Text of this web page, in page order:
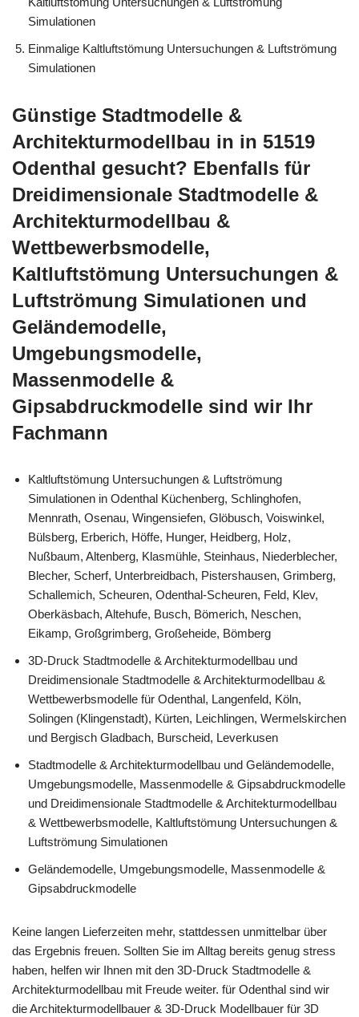
Simulationen
Einmalige Kaltluftstömung Untersuchungen & Luftströmung
Simulationen
Günstige Stadtmodelle &
Architekturmodellbau in in 51519
Odenthal gesucht? Ebenfalls für
Dreidimensionale Stadtmodelle &
Architekturmodellbau &
Wettbewerbsmodelle,
Kaltluftstömung Untersuchungen &
Luftströmung Simulationen und
Geländemodelle,
Umgebungsmodelle,
Massenmodelle &
Gipsabdruckmodelle sind wir Ihr
Fachmann
Kaltluftstömung Untersuchungen & Luftströmung
Simulationen in Odenthal Küchenberg, Schlinghofen,
Mennrath, Osenau, Wingensiefen, Glöbusch, Voiswinkel,
Bülsberg, Erberich, Höffe, Hunger, Heidberg, Holz,
Nußbaum, Altenberg, Klasmühle, Steinhaus, Niederblecher,
Blecher, Scherf, Unterbreidbach, Pistershausen, Grimberg,
Schallemich, Scheuren, Odenthal-Scheuren, Feld, Klev,
Oberkäsbach, Altehufe, Busch, Bömerich, Neschen,
Eikamp, Großgrimberg, Großeheide, Bömberg
3D-Druck Stadtmodelle & Architekturmodellbau und
Dreidimensionale Stadtmodelle & Architekturmodellbau &
Wettbewerbsmodelle für Odenthal, Langenfeld, Köln,
Solingen (Klingenstadt), Kürten, Leichlingen, Wermelskirchen
und Bergisch Gladbach, Burscheid, Leverkusen
Stadtmodelle & Architekturmodellbau und Geländemodelle,
Umgebungsmodelle, Massenmodelle & Gipsabdruckmodelle
und Dreidimensionale Stadtmodelle & Architekturmodellbau
& Wettbewerbsmodelle, Kaltluftstömung Untersuchungen &
Luftströmung Simulationen
Geländemodelle, Umgebungsmodelle, Massenmodelle &
Gipsabdruckmodelle
Keine langen Lieferzeiten mehr, stattdessen unmittelbar über
das Ergebnis freuen. Sollten Sie im Alltag bereits genug stress
haben, helfen wir Ihnen mit den 3D-Druck Stadtmodelle &
Architekturmodellbau mit Freude weiter. für Odenthal sind wir
die Architekturmodellbauer & 3D-Druck Modellbauer für 3D